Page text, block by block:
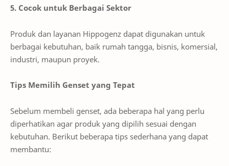
5. Cocok untuk Berbagai Sektor
Produk dan layanan Hippogenz dapat digunakan untuk
berbagai kebutuhan, baik rumah tangga, bisnis, komersial,
industri, maupun proyek.
Tips Memilih Genset yang Tepat
Sebelum membeli genset, ada beberapa hal yang perlu
diperhatikan agar produk yang dipilih sesuai dengan
kebutuhan. Berikut beberapa tips sederhana yang dapat
membantu: